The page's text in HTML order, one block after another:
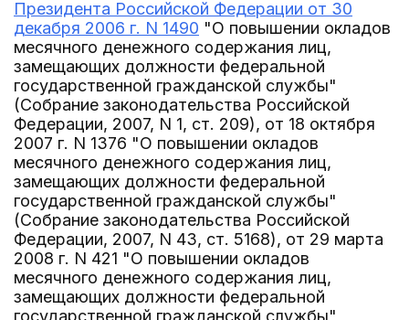
Президента Российской Федерации от 30
декабря 2006 г. N 1490 "О повышении окладов
месячного денежного содержания лиц,
замещающих должности федеральной
государственной гражданской службы"
(Собрание законодательства Российской
Федерации, 2007, N 1, ст. 209), от 18 октября
2007 г. N 1376 "О повышении окладов
месячного денежного содержания лиц,
замещающих должности федеральной
государственной гражданской службы"
(Собрание законодательства Российской
Федерации, 2007, N 43, ст. 5168), от 29 марта
2008 г. N 421 "О повышении окладов
месячного денежного содержания лиц,
замещающих должности федеральной
государственной гражданской службы"